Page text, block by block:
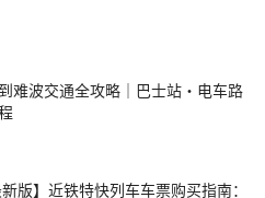
难波交通全攻略｜巴士站・电车路
新版】近铁特快列车车票购买指南：